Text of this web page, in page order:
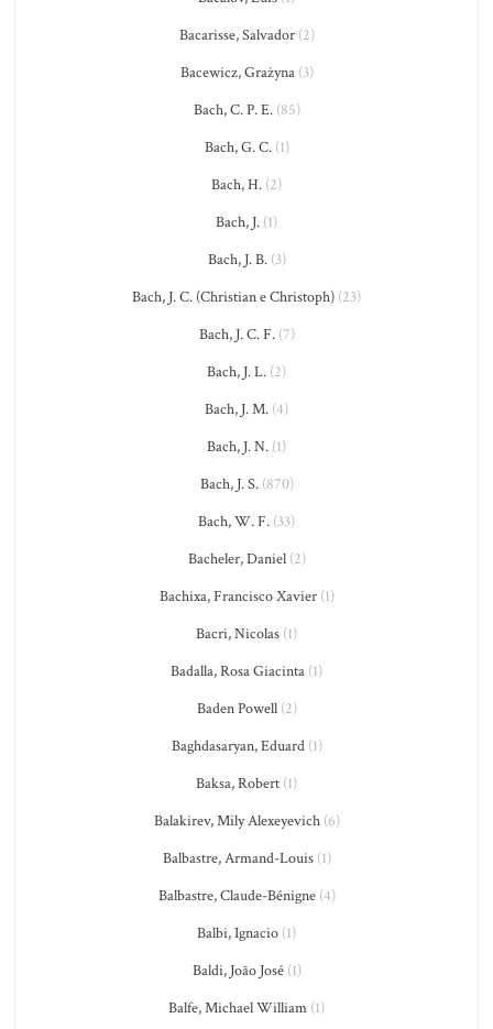
Bacarisse, Salvador(2)
Bacewicz, Grażyna(3)
Bach, C. P. E.(85)
Bach, G. C.(1)
Bach, H. (2)
Bach, J. (1)
Bach, J. B.(3)
Bach, J. C. (Christian e Christoph) (23)
Bach, J. C. F.(7)
Bach, J. L. (2)
Bach, J. M. (4)
Bach, J. N. (1)
Bach, J. S.(870)
Bach, W. F. (33)
Bacheler, Daniel(2)
Bachixa, Francisco Xavier(1)
Bacri, Nicolas (1)
Badalla, Rosa Giacinta (1)
Baden Powell(2)
Baghdasaryan, Eduard(1)
Baksa, Robert (1)
Balakirev, Mily Alexeyevich(6)
Balbastre, Armand-Louis(1)
Balbastre, Claude-Bénigne(4)
Balbi, Ignacio (1)
Baldi, João José(1)
Balfe, Michael William (1)